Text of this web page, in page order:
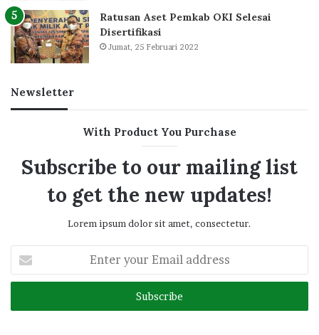
Ratusan Aset Pemkab OKI Selesai
Disertifikasi
Jumat, 25 Februari 2022
Newsletter
With Product You Purchase
Subscribe to our mailing list
to get the new updates!
Lorem ipsum dolor sit amet, consectetur.
your
Email